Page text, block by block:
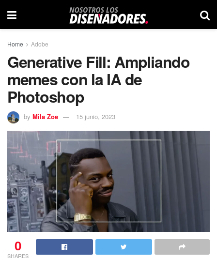
Home Adobe
Generative Fill: Ampliando
memes con la IA de
Photoshop
by Mila Zoe 15 junio, 2023
0
SHARES